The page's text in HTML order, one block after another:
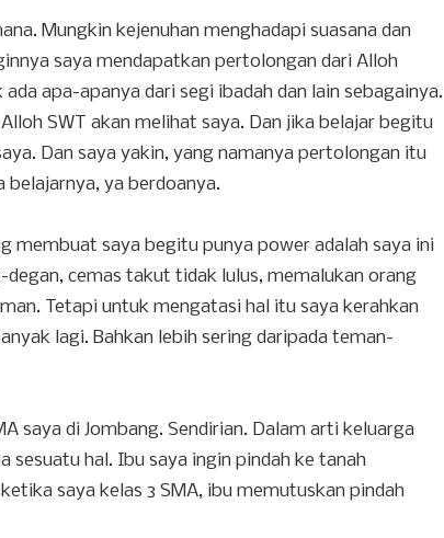
Mungkin kejenuhan menghadapi suasana dan
saya mendapatkan pertolongan dari Alloh
apa-apanya dari segi ibadah dan lain sebagainya.
SWT akan melihat saya. Dan jika belajar begitu
Dan saya yakin, yang namanya pertolongan itu
belajarnya, ya berdoanya.
membuat saya begitu punya power adalah saya ini
degan, cemas takut tidak lulus, memalukan orang
Tetapi untuk mengatasi hal itu saya kerahkan
lagi. Bahkan lebih sering daripada teman-
saya di Jombang. Sendirian. Dalam arti keluarga
sesuatu hal. Ibu saya ingin pindah ke tanah
saya kelas 3 SMA, ibu memutuskan pindah